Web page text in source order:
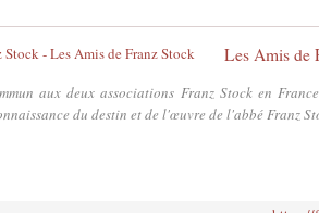
aux deux associations Franz Stock en
du destin et de l'œuvre de l'abbé Franz